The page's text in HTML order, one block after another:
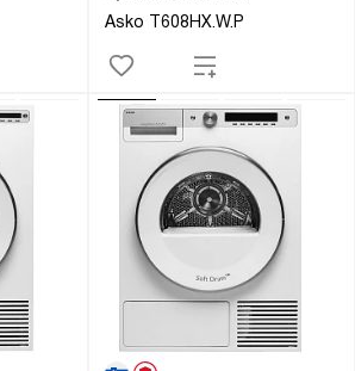
Asko T608HX.W.P